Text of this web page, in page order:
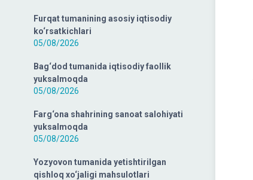
Furqat tumanining asosiy iqtisodiy
ko‘rsatkichlari
05/08/2026
Bag‘dod tumanida iqtisodiy faollik
yuksalmoqda
05/08/2026
Farg‘ona shahrining sanoat salohiyati
yuksalmoqda
05/08/2026
Yozyovon tumanida yetishtirilgan
qishloq xo‘jaligi mahsulotlari